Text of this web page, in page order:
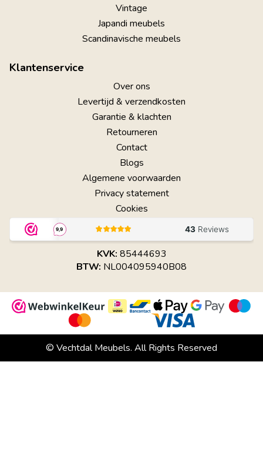
Vintage
Japandi meubels
Scandinavische meubels
Klantenservice
Over ons
Levertijd & verzendkosten
Garantie & klachten
Retourneren
Contact
Blogs
Algemene voorwaarden
Privacy statement
Cookies
KVK: 85444693
BTW: NL004095940B08
© Vechtdal Meubels. All Rights Reserved